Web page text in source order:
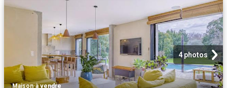
4 photos
Maison·à vendre